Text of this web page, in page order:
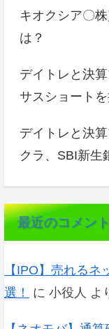
キオクシア〇
は？
デイトレと決
サスショート
デイトレと決
クラ、SBI新
最近のコメント
【IPO】売れる
選！
に 小役人 よ